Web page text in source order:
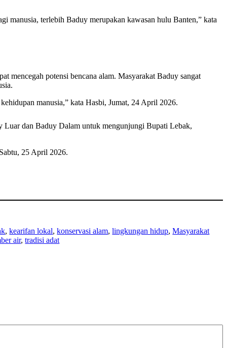
manusia, terlebih Baduy merupakan kawasan hulu Banten,” kata
mencegah potensi bencana alam. Masyarakat Baduy sangat
manusia,” kata Hasbi, Jumat, 24 April 2026.
Luar dan Baduy Dalam untuk mengunjungi Bupati Lebak,
25 April 2026.
, kearifan lokal, konservasi alam, lingkungan hidup, Masyarakat
air, tradisi adat